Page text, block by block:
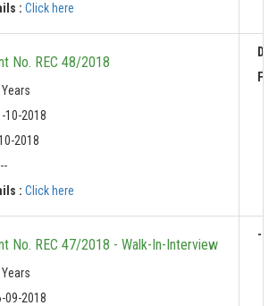
: Click here
No. REC 48/2018
10-2018
2018
: Click here
No. REC 47/2018 - Walk-In-Interview
09-2018
-